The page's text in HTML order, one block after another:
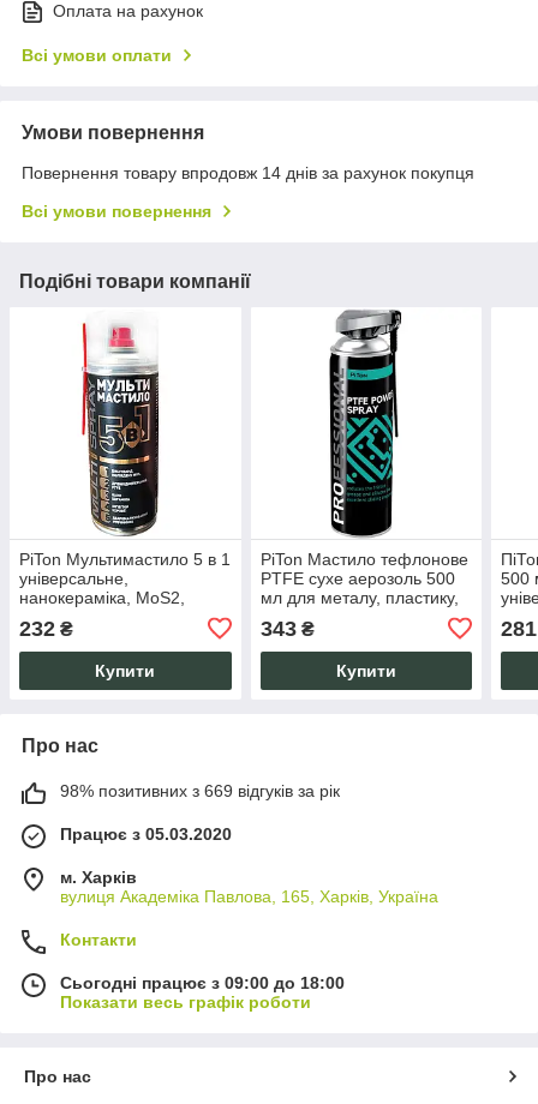
Оплата на рахунок
Всі умови оплати
Умови повернення
Повернення товару впродовж 14 днів за рахунок покупця
Всі умови повернення
Подібні товари компанії
PiTon Мультимастило 5 в 1
універсальне,
нанокераміка, MoS2,
PTFE, захист від корозії,
400 мл
232 ₴
Купити
PiTon Мастило тефлонове
PTFE сухе аерозоль 500
мл для металу, пластику,
дерева, без слідів та пилу
343₴
Купити
500
від
281
Про нас
98% позитивних з 669 відгуків за рік
Працює з 05.03.2020
м. Харків
вулиця Академіка Павлова, 165, Харків, Україна
Контакти
Сьогодні працює з 09:00 до 18:00
Показати весь графік роботи
Про нас